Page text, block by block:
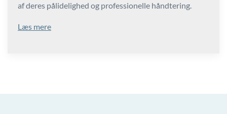
af deres pålidelighed og professionelle håndtering.
Læs mere